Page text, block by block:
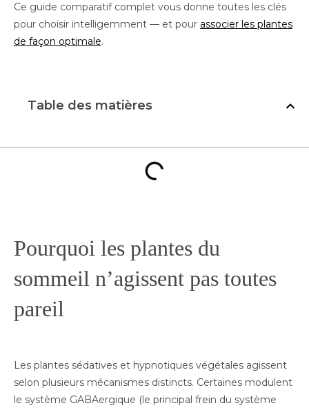
Ce guide comparatif complet vous donne toutes les clés
pour choisir intelligemment — et pour associer les plantes
de façon optimale.
Table des matières
Pourquoi les plantes du
sommeil n’agissent pas toutes
pareil
Les plantes sédatives et hypnotiques végétales agissent
selon plusieurs mécanismes distincts. Certaines modulent
le système GABAergique (le principal frein du système